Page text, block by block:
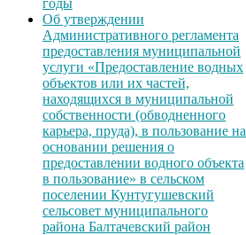
годы
Об утверждении
Административного регламента
предоставления муниципальной
услуги «Предоставление водных
объектов или их частей,
находящихся в муниципальной
собственности (обводненного
карьера, пруда), в пользование на
основании решения о
предоставлении водного объекта
в пользование» в сельском
поселении Кунтугушевский
сельсовет муниципального
района Балтачевский район